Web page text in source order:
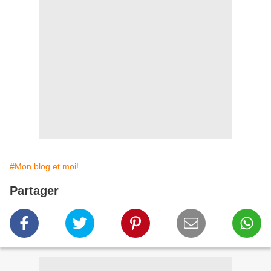
#Mon blog et moi!
Partager